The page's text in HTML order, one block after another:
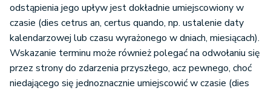
odstąpienia jego upływ jest dokładnie umiejscowiony w
czasie (dies cetrus an, certus quando, np. ustalenie daty
kalendarzowej lub czasu wyrażonego w dniach, miesiącach).
Wskazanie terminu może również polegać na odwołaniu się
przez strony do zdarzenia przyszłego, acz pewnego, choć
niedającego się jednoznacznie umiejscowić w czasie (dies